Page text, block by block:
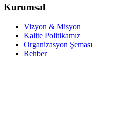
Kurumsal
Vizyon & Misyon
Kalite Politikamız
Organizasyon Şeması
Rehber